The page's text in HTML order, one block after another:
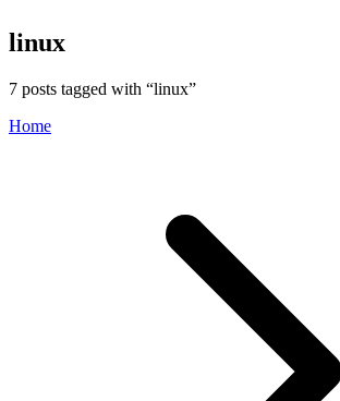
linux
7 posts tagged with “linux”
Home